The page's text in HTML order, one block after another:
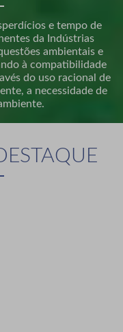
e tempo de
da Indústrias
ambientais e
à compatibilidade
do uso racional de
a necessidade de